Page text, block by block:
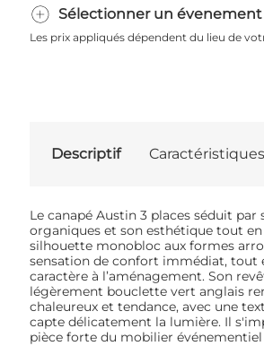
Sélectionner un évenement
Les prix appliqués dépendent du lieu de
Descriptif Caractéristiques
Le canapé Austin 3 places séduit par
organiques et son esthétique tout en
silhouette monobloc aux formes
sensation de confort immédiat, tout
caractère à l’aménagement. Son
légèrement bouclette vert anglais
chaleureux et tendance, avec une
capte délicatement la lumière. Il
pièce forte du mobilier événementiel